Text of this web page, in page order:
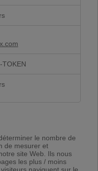
TOKEN
le nombre de
de mesurer et
site Web. Ils nous
les plus / moins
naviguent sur le